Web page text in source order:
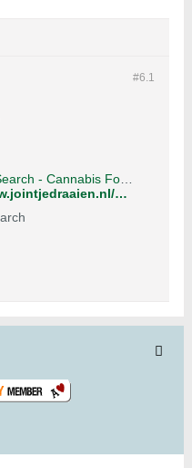
#6.1
https://www.jointjedraaien.nl/wietforum/search?q=hst&searchJSON=%7B%22keywords%22%3A%22hst%22%7D